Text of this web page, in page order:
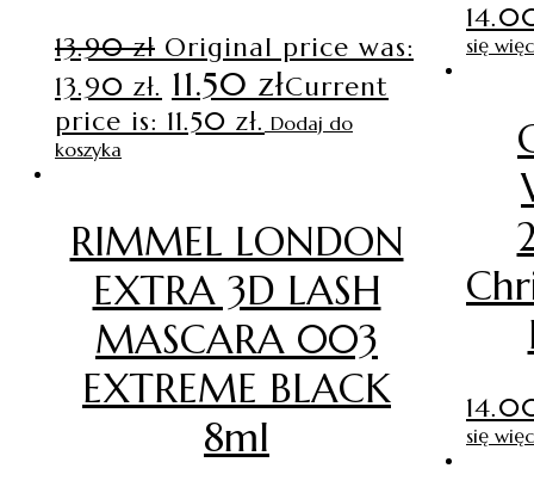
13.90zł Original price was:
13.90 zł. 11.50 złCurrent
price is: 11.50 zł. Dodaj do
koszyka
RIMMEL LONDON
EXTRA 3D LASH
MASCARA 003
EXTREME BLACK
8ml
się
się